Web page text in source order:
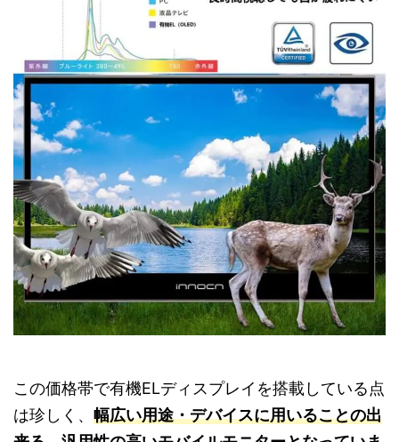
この価格帯で有機ELディスプレイを搭載している点
は珍しく、 幅広い用途・デバイスに用いることの出